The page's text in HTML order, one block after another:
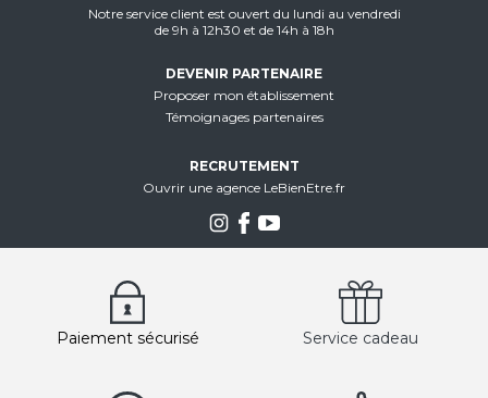
Notre service client est ouvert du lundi au vendredi
de 9h à 12h30 et de 14h à 18h
DEVENIR PARTENAIRE
Proposer mon établissement
Témoignages partenaires
RECRUTEMENT
Ouvrir une agence LeBienEtre.fr
Paiement sécurisé Service cadeau